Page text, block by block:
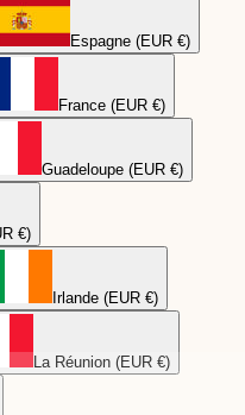
Espagne (EUR €)
France (EUR €)
Guadeloupe (EUR €)
€)
Irlande (EUR €)
La Réunion (EUR €)